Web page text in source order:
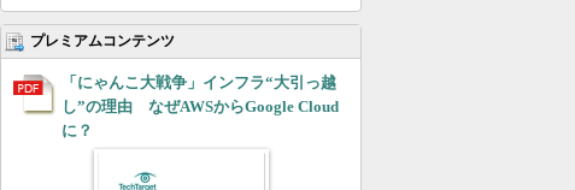
プレミアムコンテンツ
「にゃんこ大戦争」インフラ“大引っ越
し”の理由 なぜAWSからGoogle Cloud
に？